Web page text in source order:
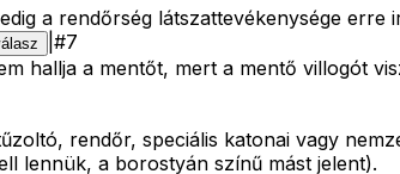
a rendőrség látszattevékenysége erre
#7
hallja a mentőt, mert a mentő villogót
rendőr, speciális katonai vagy
lennük, a borostyán színű mást jelent).